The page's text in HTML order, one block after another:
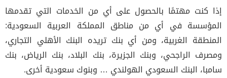
كنت مهتمًا بالحصول على أي من الخدمات التي تقدمها
في أي من مناطق المملكة العربية السعودية:
الغربية، ومن أي بنك تريده البنك الأهلي التجاري،
الراجحي، وبنك الجزيرة، بنك البلاد، بنك الرياض، بنك
البنك السعودي الهولندي … وبنوك سعودية أخرى.